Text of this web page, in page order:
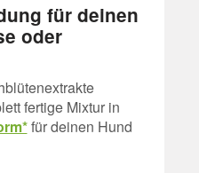
für deinen
oder
fertige Mixtur in
für deinen Hund